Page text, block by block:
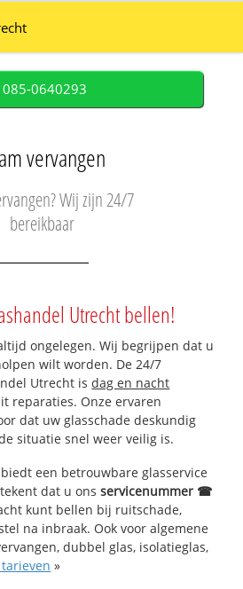
085-0640293
vervangen
Wij zijn 24/7
bereikbaar
Utrecht bellen!
ongelegen. Wij begrijpen dat u
wilt worden. De 24/7
Utrecht isdag en nacht
reparaties. Onze ervaren
dat uw glasschade deskundig
situatie snel weer veilig is.
een betrouwbare glasservice
dat u onsservicenummer ☎
kunt bellen bij ruitschade,
na inbraak. Ook voor algemene
dubbel glas, isolatieglas,
»